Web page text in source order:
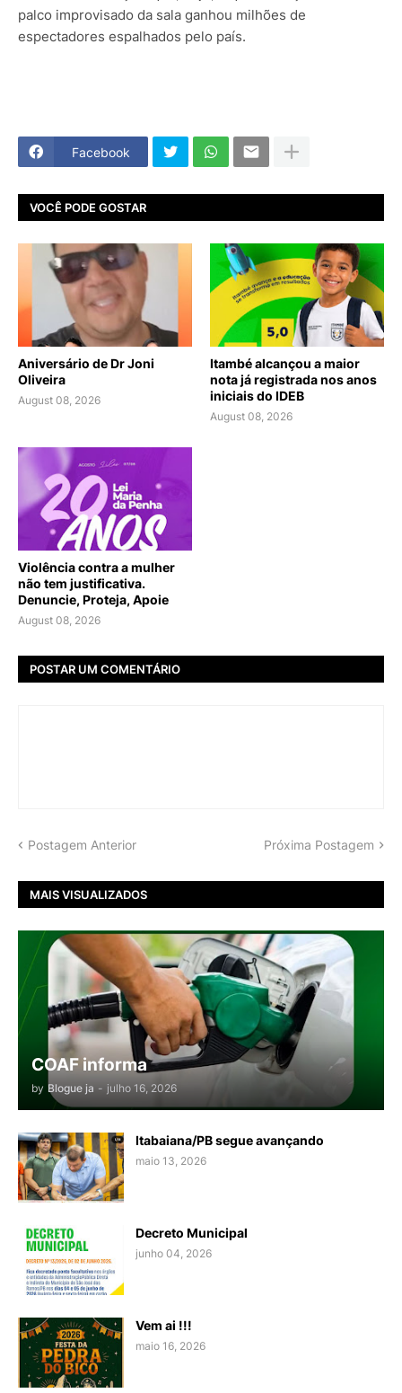
palco improvisado da sala ganhou milhões de
espectadores espalhados pelo país.
Facebook
VOCÊ PODE GOSTAR
Aniversário de Dr Joni
Oliveira
August 08, 2026
Itambé alcançou a maior
nota já registrada nos anos
iniciais do IDEB
August 08, 2026
Violência contra a mulher
não tem justificativa.
Denuncie, Proteja, Apoie
August 08, 2026
POSTAR UM COMENTÁRIO
Postagem Anterior Próxima Postagem
MAIS VISUALIZADOS
COAF informa
by Blogue ja - julho 16, 2026
Itabaiana/PB segue avançando
maio 13, 2026
Decreto Municipal
junho 04, 2026
Vem ai !!!
maio 16, 2026